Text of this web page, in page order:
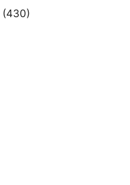
(430)